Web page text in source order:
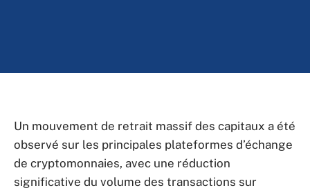
Un mouvement de retrait massif des capitaux a été
observé sur les principales plateformes d’échange
de cryptomonnaies, avec une réduction
significative du volume des transactions sur